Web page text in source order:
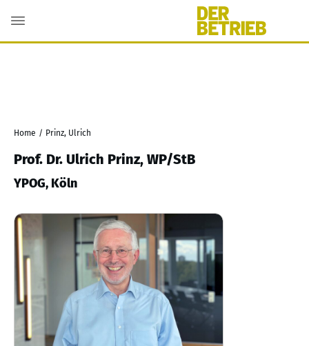
Home / Prinz, Ulrich
Prof. Dr. Ulrich Prinz, WP/StB
YPOG, Köln